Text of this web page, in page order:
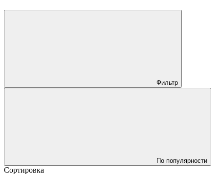
Фильтр
По популярности
Сортировка